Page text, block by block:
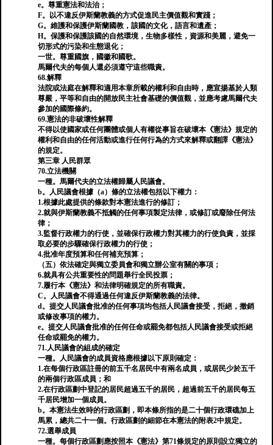
e。尊重憲法和法治；
F。以不違反伊斯蘭教義的方式促進民主價值觀和實踐；
G。維護和保護伊斯蘭國教，該國的文化，語言和遺產；
H。保護和保護該國的自然環境，生物多樣性，資源和美麗，避免一
切形式的污染和生態退化；
一世。尊重國旗，國徽和國歌。
馬爾代夫的每個人還必須遵守這些職責。
68.解釋
法院或法庭在解釋和適用本章所載的權利和自由時，應宣揚基於人類
尊嚴，平等和自由的開放民主社會基礎的價值觀，並應考慮馬爾代夫
參加的國際條約。
69.憲法的非破壞性解釋
不得以使國家或任何團體或個人有權從事旨在破壞本《憲法》規定的
權利和自由的任何活動或進行任何行為的方式來解釋或翻譯《憲法》
的規定。
第三章 人民群眾
70.立法機關
一種。馬爾代夫的立法權歸屬人民議會。
b。人民議會根據（a）條的立法權包括以下權力：
1.根據此處提供的條款對本憲法進行的修訂；
2.就與伊斯蘭教義不抵觸的任何事項製定法律，或修訂或廢除任何法
律；
3.監督行政權力的行使，並確保行政權力對其權力的行使負責，並採
取必要的步驟確保行政權力的行使；
4.批准年度預算和任何補充預算；
（五）依法確定與獨立委員會和獨立辦公室有關的事項；
6.就具有公共重要性的問題舉行全民投票；
7.履行本《憲法》和法律明確規定的所有職責。
C。人民議會不得通過任何違反伊斯蘭教義的法律。
d。提交人民議會批准的任何事項均包括人民議會接受，拒絕，撤銷
或修改事項的權力。
e。提交人民議會批准的任何任命或罷免都包括人民議會接受或拒絕
任命或罷免的權力。
71.人民議會的組成的確定
一種。人民議會的成員資格應根據以下原則確定：
1.在每個行政區註冊的前五千名居民中有兩名成員，或居民少於五千
的兩個行政區成員；和
2.在行政區劃中登記的居民超過五千的居民，超過前五千的居民每五
千居民增加一個成員。
b。本憲法生效時的行政區劃，即本條所指的是二十個行政環礁加上
馬累，總共二十一個。行政區劃的細節在本憲法的附表2中規定。
72.選舉成員
一種。每個行政區劃應按照本《憲法》第71條規定的原則設立獨立的